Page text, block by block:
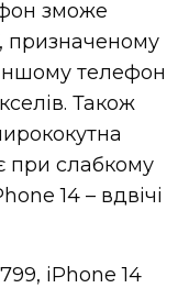
зможе
призначеному
телефон
Також
при слабкому
14 – вдвічі
iPhone 14